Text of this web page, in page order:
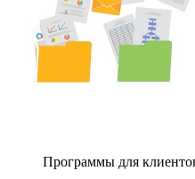
Программы для